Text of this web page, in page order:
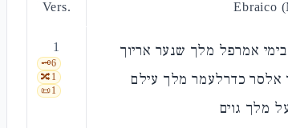
Vers. Ebraico
1
🗝️6
🔀1
📜1
בימי אמרפל מלך שנער אריוך
אלסר כדרלעמר מלך עילם
מלך גוים